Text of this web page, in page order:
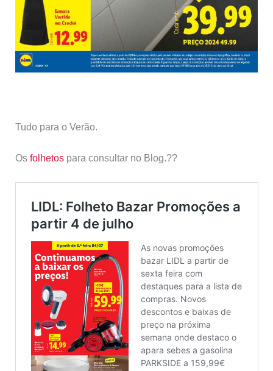
Tudo para o Verão.
Os folhetospara consultar no Blog.??